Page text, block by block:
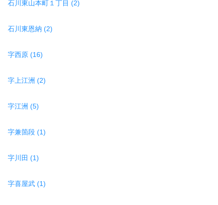
石川東山本町１丁目 (2)
石川東恩納 (2)
字西原 (16)
字上江洲 (2)
字江洲 (5)
字兼箇段 (1)
字川田 (1)
字喜屋武 (1)